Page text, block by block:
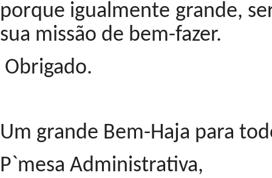
porque igualmente grande,
sua missão de bem-fazer.
Obrigado.
Um grande Bem-Haja para
P`mesa Administrativa,